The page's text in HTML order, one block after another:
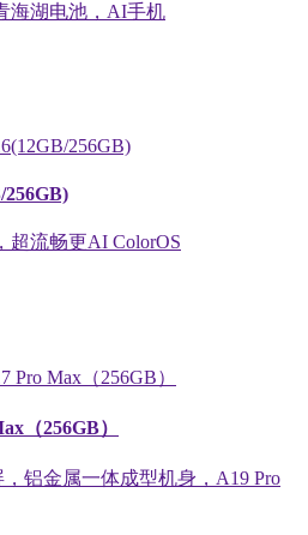
海湖电池，AI手机
256GB)
超流畅更AI ColorOS
（256GB）
铝金属一体成型机身，A19 Pro